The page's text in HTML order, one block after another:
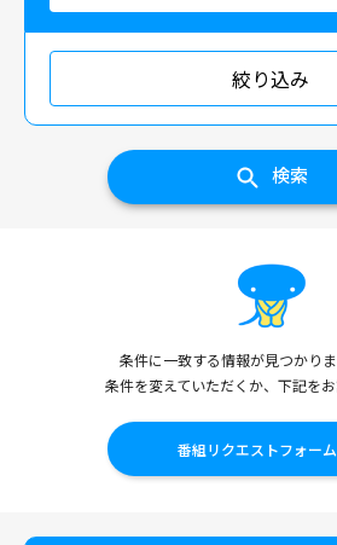
絞り込み
検索
条件に一致する情報が見つかりま
条件を変えていただくか、下記をお
番組リクエストフォー